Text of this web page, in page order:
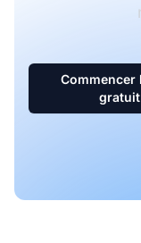
Commencer
gratuit